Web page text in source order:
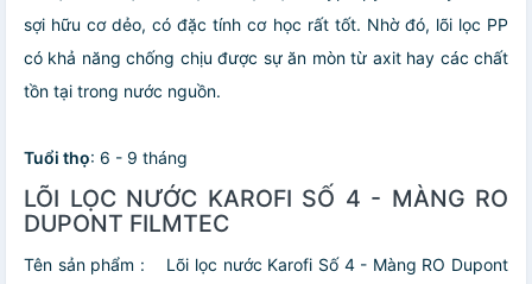
sợi hữu cơ dẻo, có đặc tính cơ học rất tốt. Nhờ đó, lõi lọc PP
có khả năng chống chịu được sự ăn mòn từ axit hay các chất
tồn tại trong nước nguồn.
Tuổi thọ: 6 - 9 tháng
LÕI LỌC NƯỚC KAROFI SỐ 4 - MÀNG RO
DUPONT FILMTEC
Tên sản phẩm : Lõi lọc nước Karofi Số 4 - Màng RO Dupont